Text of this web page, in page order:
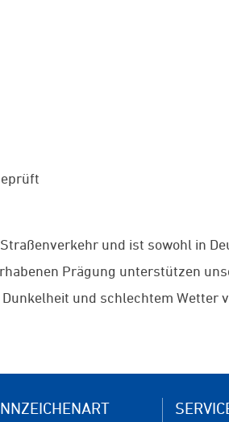
und ist sowohl in
Prägung unterstützen
und schlechtem Wetter